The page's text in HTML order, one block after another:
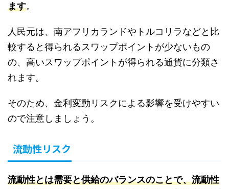
ます。
人民元は、南アフリカランドやトルコリラなどと比
較すると得られるスワップポイントが少ないもの
の、高いスワップポイントが得られる通貨に分類さ
れます。
そのため、金利変動リスクによる影響を受けやすい
ので注意しましょう。
流動性リスク
流動性とは需要と供給のバランスのことで、流動性